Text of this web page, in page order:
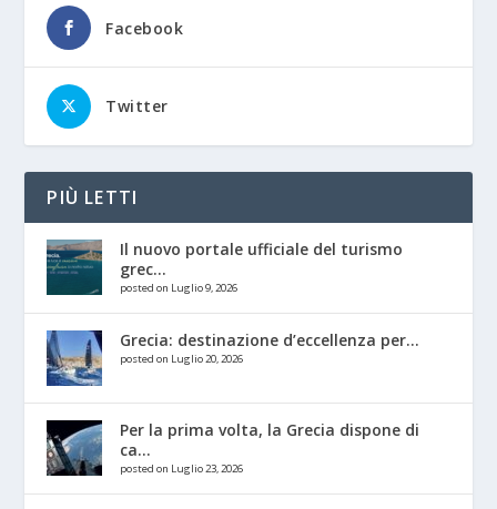
Facebook
Twitter
PIÙ LETTI
Il nuovo portale ufficiale del turismo
grec...
posted on Luglio 9, 2026
Grecia: destinazione d’eccellenza per...
posted on Luglio 20, 2026
Per la prima volta, la Grecia dispone di
ca...
posted on Luglio 23, 2026